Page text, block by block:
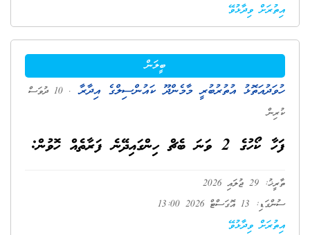
އިތުރަށް ވިދާޅުވޭ
ބީލަން
ހުވަދުއަތޮޅު އުތުރުބުރީ މާމެންދޫ ކައުންސިލްގެ އިދާރާ
. 10 ދުވަސް
ކުރިން
ފަހާ ކޯހުގެ 2 ވަނަ ބެޗް ހިންގައިދޭނެ ފަރާތެއް ހޮވުން:
ތާރީޚު: 29 ޖުލައި 2026
ސުންގަޑި: 13 އޮގަސްޓް 2026 13:00
އިތުރަށް ވިދާޅުވޭ